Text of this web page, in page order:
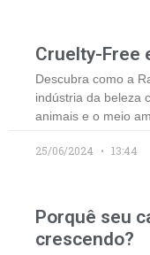
Cruelty-Free
Descubra como a
indústria da beleza
animais e o meio
25/06/2024 13:44
Porquê seu
crescendo?